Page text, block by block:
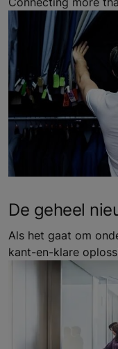
De geheel
Als het gaat om
kant-en-klare